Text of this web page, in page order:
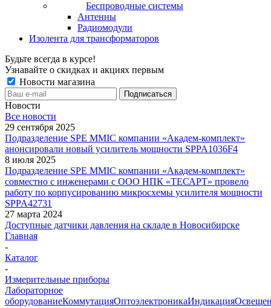
Беспроводные системы
Антенны
Радиомодули
Изолента для трансформаторов
Будьте всегда в курсе!
Узнавайте о скидках и акциях первым
Новости магазина
Новости
Все новости
29 сентября 2025
Подразделение SPE MMIC компании «Академ-комплект»
анонсировали новый усилитель мощности SPPA1036F4
8 июля 2025
Подразделение SPE MMIC компании «Академ-комплект»
совместно с инженерами с ООО НПК «ТЕСАРТ» провело
работу по корпусированию микросхемы усилителя мощности
SPPA42731
27 марта 2024
Доступные датчики давления на складе в Новосибирске
Главная
-
Каталог
-
Измерительные приборы
Лабораторное
оборудованиеКоммутацияОптоэлектроникаИндикация